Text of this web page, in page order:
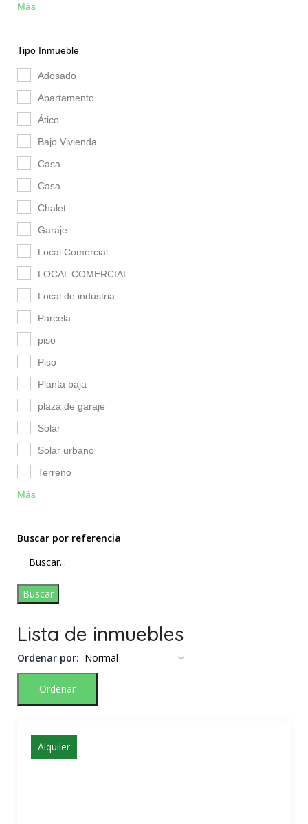
Más
Tipo Inmueble
Adosado
Apartamento
Ático
Bajo Vivienda
Casa
Casa
Chalet
Garaje
Local Comercial
LOCAL COMERCIAL
Local de industria
Parcela
piso
Piso
Planta baja
plaza de garaje
Solar
Solar urbano
Terreno
Más
Buscar por referencia
Buscar
Lista de inmuebles
Ordenar por:
Ordenar
Alquiler